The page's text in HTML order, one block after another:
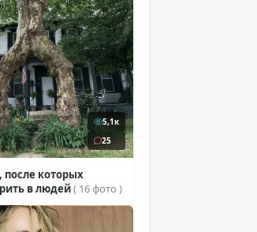
5,1к
25
после которых
в людей( 16 фото )